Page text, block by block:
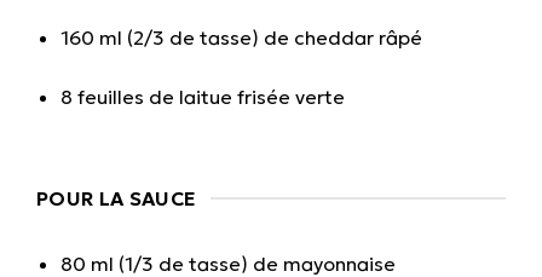
160 ml (2/3 de tasse) de cheddar râpé
8 feuilles de laitue frisée verte
POUR LA SAUCE
80 ml (1/3 de tasse) de mayonnaise